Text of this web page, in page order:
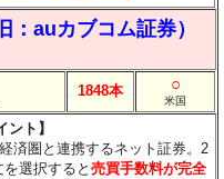
auカブコム証券）
1848本 ○
米国
ント】
済圏と連携するネット証券。2
を選択すると売買手数料が完全